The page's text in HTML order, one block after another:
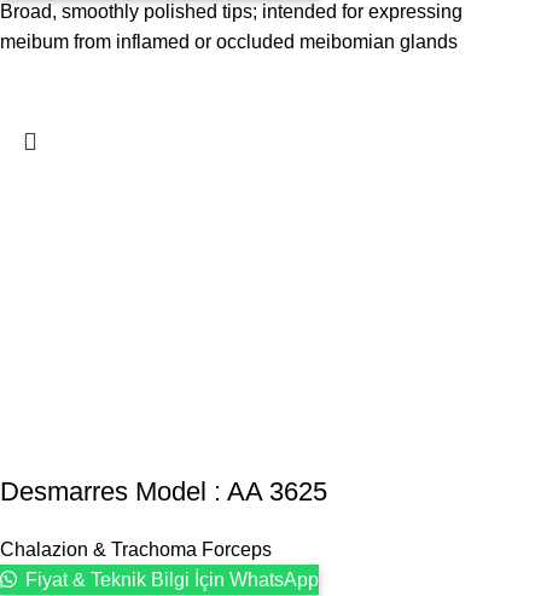
Broad, smoothly polished tips; intended for expressing
meibum from inflamed or occluded meibomian glands
Desmarres Model : AA 3625
Chalazion & Trachoma Forceps
Fiyat & Teknik Bilgi İçin WhatsApp